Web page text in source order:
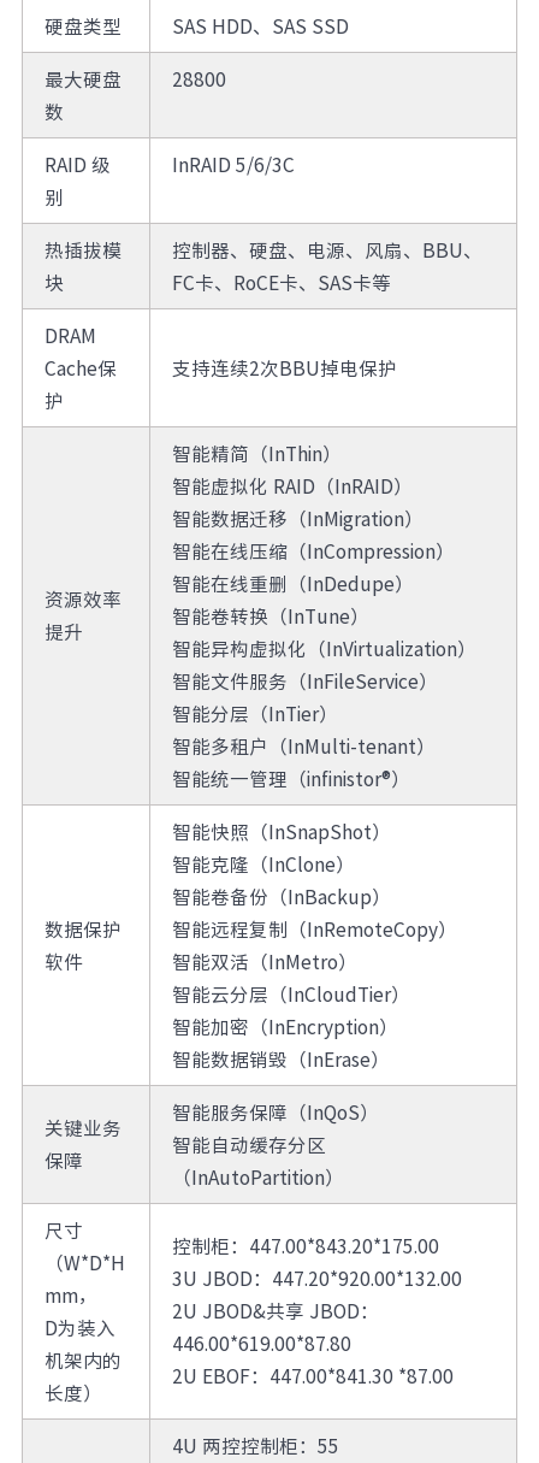
硬盘类型
SAS HDD、SAS SSD
最大硬盘
数
28800
RAID 级
别
InRAID 5/6/3C
热插拔模
块
控制器、硬盘、电源、风扇、BBU、
FC卡、RoCE卡、SAS卡等
DRAM
Cache保
护
支持连续2次BBU掉电保护
资源效率
提升
智能精简（InThin）
智能虚拟化 RAID（InRAID）
智能数据迁移（InMigration）
智能在线压缩（InCompression）
智能在线重删（InDedupe）
智能卷转换（InTune）
智能异构虚拟化（InVirtualization）
智能文件服务（InFileService）
智能分层（InTier）
智能多租户（InMulti-tenant）
智能统一管理（infinistor®）
数据保护
软件
智能快照（InSnapShot）
智能克隆（InClone）
智能卷备份（InBackup）
智能远程复制（InRemoteCopy）
智能双活（InMetro）
智能云分层（InCloudTier）
智能加密（InEncryption）
智能数据销毁（InErase）
关键业务
保障
智能服务保障（InQoS）
智能自动缓存分区
（InAutoPartition）
尺寸
（W*D*H
mm，
D为装入
机架内的
长度）
控制柜：447.00*843.20*175.00
3U JBOD：447.20*920.00*132.00
2U JBOD&共享 JBOD：
446.00*619.00*87.80
2U EBOF：447.00*841.30 *87.00
4U 两控控制柜：55